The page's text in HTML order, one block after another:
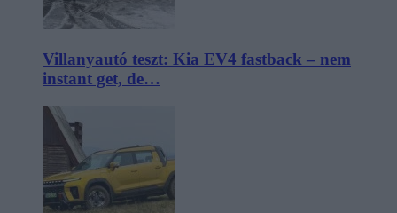
Villanyautó teszt: Kia EV4 fastback – nem
instant get, de…